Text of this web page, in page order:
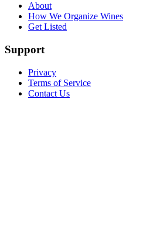
About
How We Organize Wines
Get Listed
Support
Privacy
Terms of Service
Contact Us